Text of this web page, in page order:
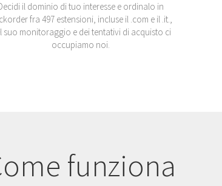
il dominio di tuo interesse e ordinalo in
fra 497 estensioni, incluse il .com e il .it.,
suo monitoraggio e dei tentativi di acquisto ci
occupiamo noi.
funziona